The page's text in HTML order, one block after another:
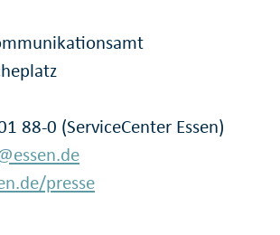
88-0 (ServiceCenter Essen)
presse